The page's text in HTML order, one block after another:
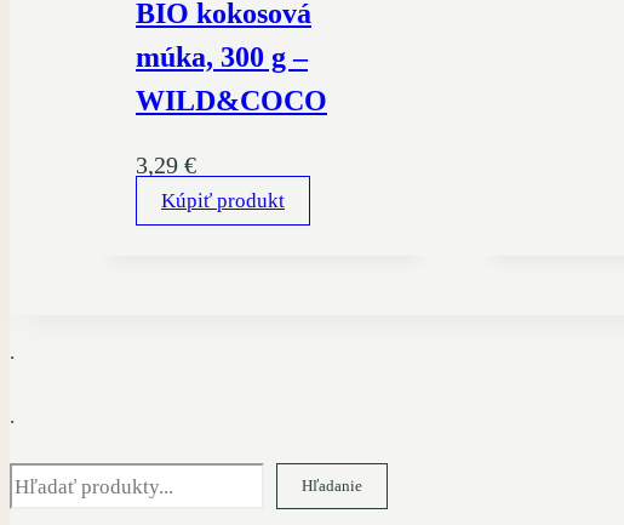
BIO kokosová
múka, 300 g –
WILD&COCO
3,29 €
Kúpiť produkt
.
.
Hľadať Hľadanie